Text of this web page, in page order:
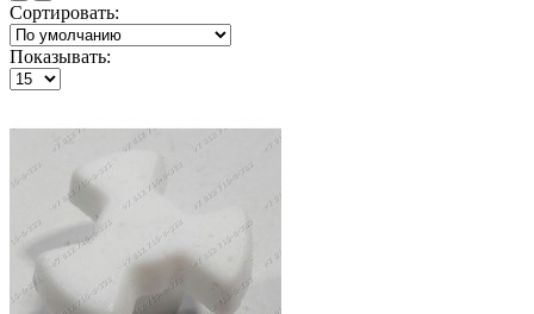
Сортировать:
Показывать: